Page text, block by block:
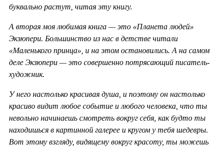
буквально растут, читая эту книгу.
А вторая моя любимая книга — это «Планета людей»
Экзюпери. Большинство из нас в детстве читали
«Маленького принца», и на этом остановились. А на самом
деле Экзюпери — это совершенно потрясающий писатель-
художник.
У него настолько красивая душа, и поэтому он настолько
красиво видит любое событие и любого человека, что ты
невольно начинаешь смотреть вокруг себя, как будто ты
находишься в картинной галерее и кругом у тебя шедевры.
Вот этому взгляду, видящему вокруг красоту, ты можешь